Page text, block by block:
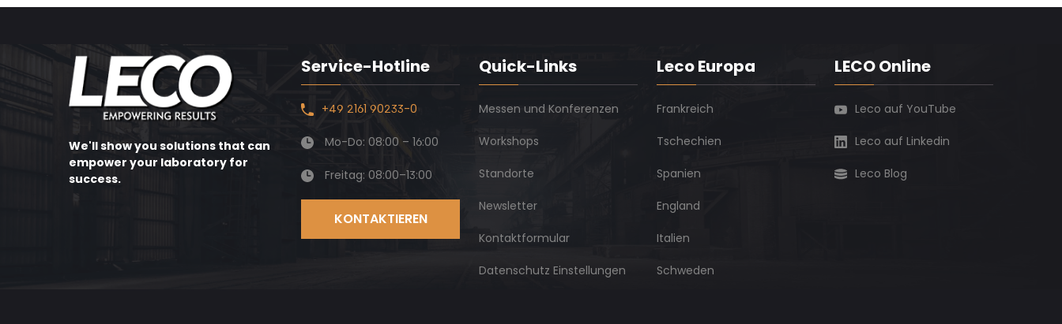
We'll show you solutions that can
empower your laboratory for
success.
Service-Hotline
+49 2161 90233-0
Mo-Do: 08:00 – 16:00
Freitag: 08:00–13:00
KONTAKTIEREN
Quick-Links
Messen und Konferenzen
Workshops
Standorte
Newsletter
Kontaktformular
Datenschutz Einstellungen
Leco Europa
Frankreich
Tschechien
Spanien
England
Italien
Schweden
LECO Online
Leco auf YouTube
Leco auf Linkedin
Leco Blog